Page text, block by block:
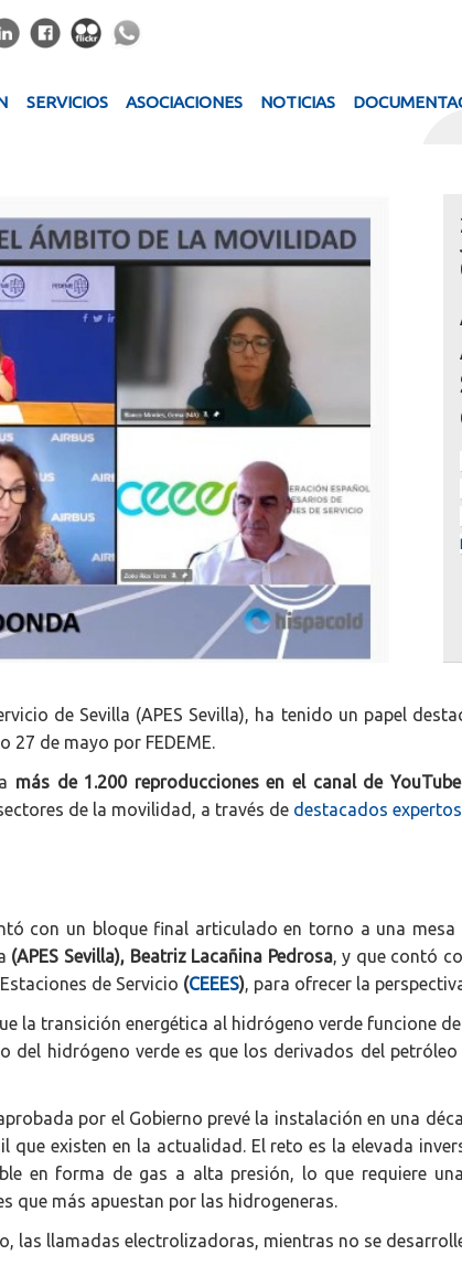
SERVICIOS ASOCIACIONES NOTICIAS
de Sevilla (APES Sevilla), ha tenido un papel
27 de mayo por FEDEME.
más de 1.200 reproducciones en el canal de YouTube
de la movilidad, a través de destacados
con un bloque final articulado en torno a una
(APES Sevilla), Beatriz Lacañina Pedrosa, y que contó
de Servicio (CEEES), para ofrecer la
la transición energética al hidrógeno verde funcione
hidrógeno verde es que los derivados del
por el Gobierno prevé la instalación en una
existen en la actualidad. El reto es la elevada
en forma de gas a alta presión, lo que requiere
que más apuestan por las hidrogeneras.
las llamadas electrolizadoras, mientras no se